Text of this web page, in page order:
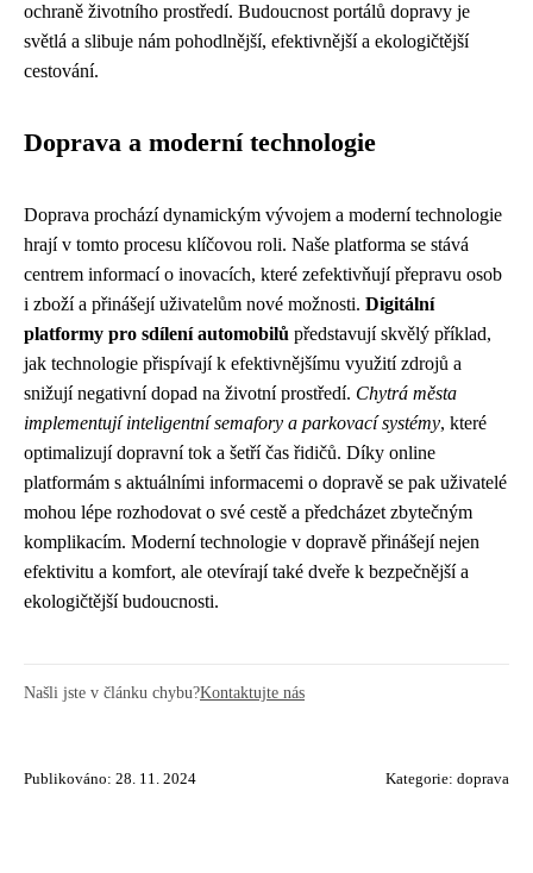
ochraně životního prostředí. Budoucnost portálů dopravy je
světlá a slibuje nám pohodlnější, efektivnější a ekologičtější
cestování.
Doprava a moderní technologie
Doprava prochází dynamickým vývojem a moderní technologie
hrají v tomto procesu klíčovou roli. Naše platforma se stává
centrem informací o inovacích, které zefektivňují přepravu osob
i zboží a přinášejí uživatelům nové možnosti. Digitální
platformy pro sdílení automobilů představují skvělý příklad,
jak technologie přispívají k efektivnějšímu využití zdrojů a
snižují negativní dopad na životní prostředí. Chytrá města
implementují inteligentní semafory a parkovací systémy, které
optimalizují dopravní tok a šetří čas řidičů. Díky online
platformám s aktuálními informacemi o dopravě se pak uživatelé
mohou lépe rozhodovat o své cestě a předcházet zbytečným
komplikacím. Moderní technologie v dopravě přinášejí nejen
efektivitu a komfort, ale otevírají také dveře k bezpečnější a
ekologičtější budoucnosti.
Našli jste v článku chybu?Kontaktujte nás
Publikováno: 28. 11. 2024 Kategorie: doprava